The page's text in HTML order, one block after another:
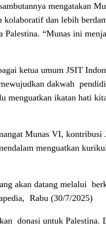
mengatakan
kolaboratif dan lebih
Palestina. “Munas ini
ketua umum JSIT
dakwah
ikatan hati
Munas VI, kontribusi
menguatkan
akan datang melalui
Rabu (30/7/2025)
donasi untuk Palestina.